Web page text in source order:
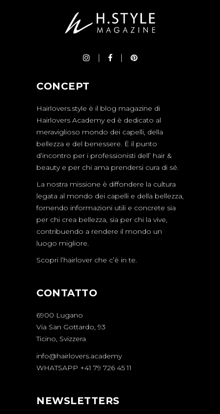
CONCEPT
Hairlovers.style è il blog magazine di
Hairlovers Academy ed è dedicato al
meraviglioso mondo dei capelli, della
bellezza e del benessere. È il punto
d’incontro per i professionisti dell’ hair &
beauty e per chi ama prendersi cura di sé.
La nostra missione è diffondere la cultura
legata al mondo dei capelli e della bellezza,
fornendo informazioni utili e concrete sia
per chi crea bellezza, sia per chi la vive,
contribuendo a rendere il mondo un
luogo migliore.
Scopri l’hairlover che c’è in te.
CONTATTO
6900 Lugano
Via San Gottardo, 93
Ticino, Svizzera
info@hairlovers.academy
WHATSAPP +41 79 726 45 11
NEWSLETTERS